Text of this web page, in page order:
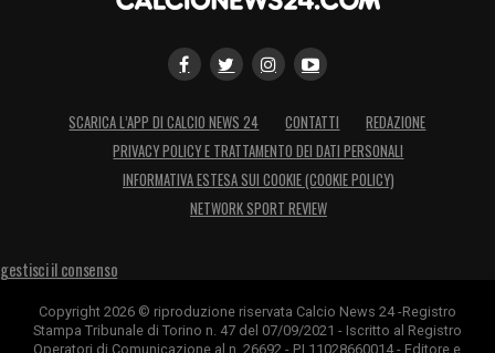
SCARICA L’APP DI CALCIO NEWS 24 CONTATTI
REDAZIONE
PRIVACY POLICY E TRATTAMENTO DEI DATI PERSONALI
INFORMATIVA ESTESA SUI COOKIE (COOKIE POLICY)
NETWORK SPORT REVIEW
gestisci il consenso
Copyright 2026 © riproduzione riservata Calcio News 24 -Registro
Stampa Tribunale di Torino n. 47 del 07/09/2021 - Iscritto al Registro
Operatori di Comunicazione al n. 26692 - P.I.11028660014 - Editore e